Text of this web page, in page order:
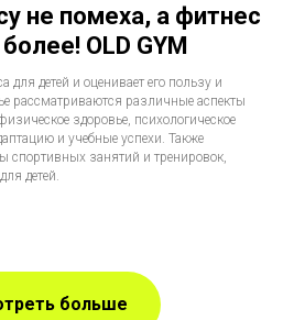
не помеха, а фитнес
OLD GYM
для детей и оценивает его пользу и
рассматриваются различные аспекты
здоровье, психологическое
и учебные успехи. Также
спортивных занятий и тренировок,
детей.
больше